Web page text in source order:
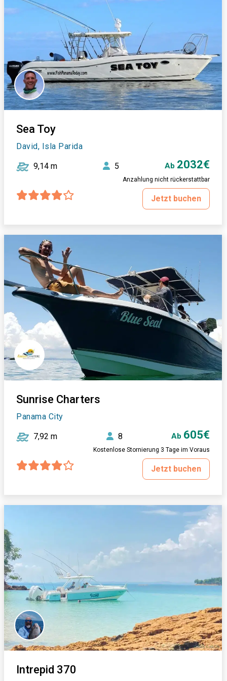
Sea Toy
David, Isla Parida
9,14 m 5 Ab 2032€
Anzahlung nicht rückerstattbar
Jetzt buchen
Sunrise Charters
Panama City
7,92 m 8 Ab 605€
Kostenlose Stornierung 3 Tage im Voraus
Jetzt buchen
Intrepid 370